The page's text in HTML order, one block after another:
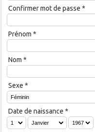
Confirmer mot de passe *
Prénom *
Nom *
Sexe *
Date de naissance *